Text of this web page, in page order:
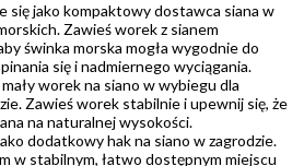
się jako kompaktowy dostawca siana w
Zawieś worek z sianem
świnka morska mogła wygodnie do
się i nadmiernego wyciągania.
worek na siano w wybiegu dla
Zawieś worek stabilnie i upewnij się, że
na naturalnej wysokości.
dodatkowy hak na siano w zagrodzie.
w stabilnym, łatwo dostępnym miejscu